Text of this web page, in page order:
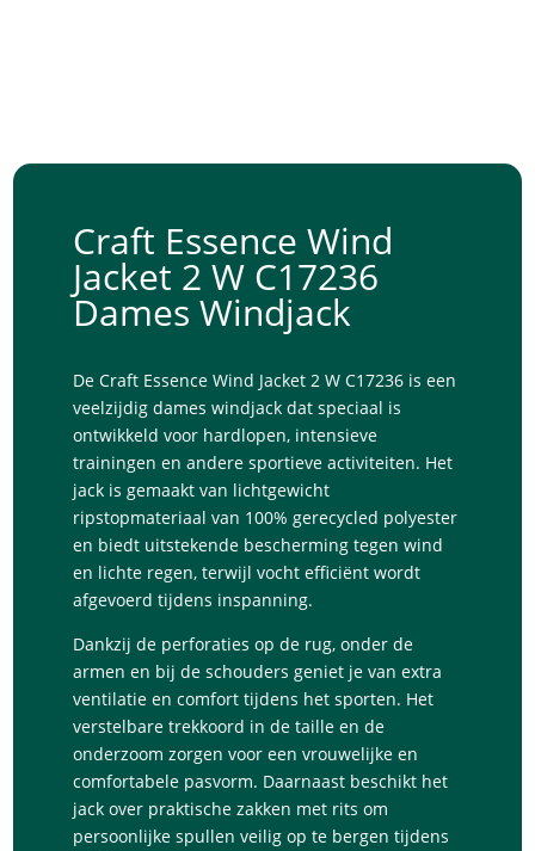
Craft Essence Wind
Jacket 2 W C17236
Dames Windjack
De Craft Essence Wind Jacket 2 W C17236 is een
veelzijdig dames windjack dat speciaal is
ontwikkeld voor hardlopen, intensieve
trainingen en andere sportieve activiteiten. Het
jack is gemaakt van lichtgewicht
ripstopmateriaal van 100% gerecycled polyester
en biedt uitstekende bescherming tegen wind
en lichte regen, terwijl vocht efficiënt wordt
afgevoerd tijdens inspanning.
Dankzij de perforaties op de rug, onder de
armen en bij de schouders geniet je van extra
ventilatie en comfort tijdens het sporten. Het
verstelbare trekkoord in de taille en de
onderzoom zorgen voor een vrouwelijke en
comfortabele pasvorm. Daarnaast beschikt het
jack over praktische zakken met rits om
persoonlijke spullen veilig op te bergen tijdens